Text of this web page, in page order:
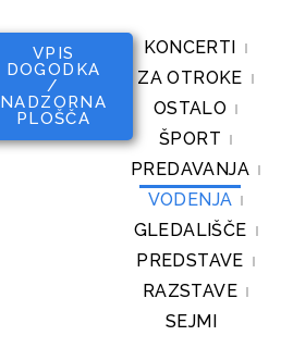
KONCERTI
ZA OTROKE
OSTALO
ŠPORT
PREDAVANJA
VODENJA
GLEDALIŠČE
PREDSTAVE
RAZSTAVE
SEJMI
VPIS
DOGODKA
/
NADZORNA
PLOŠČA